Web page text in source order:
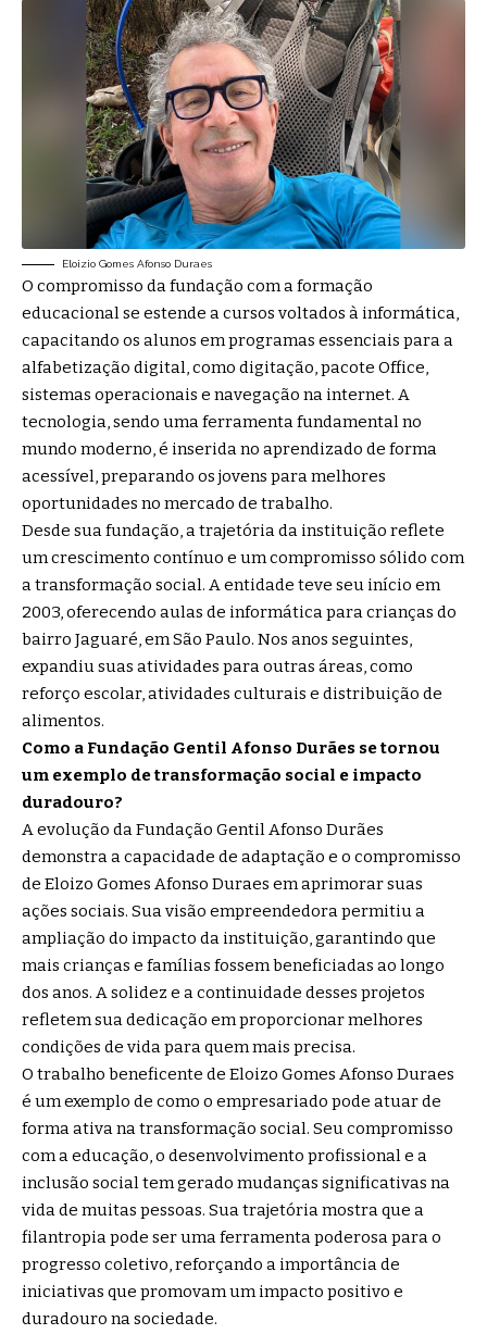
Eloizio Gomes Afonso Duraes
O compromisso da fundação com a formação
educacional se estende a cursos voltados à informática,
capacitando os alunos em programas essenciais para a
alfabetização digital, como digitação, pacote Office,
sistemas operacionais e navegação na internet. A
tecnologia, sendo uma ferramenta fundamental no
mundo moderno, é inserida no aprendizado de forma
acessível, preparando os jovens para melhores
oportunidades no mercado de trabalho.
Desde sua fundação, a trajetória da instituição reflete
um crescimento contínuo e um compromisso sólido com
a transformação social. A entidade teve seu início em
2003, oferecendo aulas de informática para crianças do
bairro Jaguaré, em São Paulo. Nos anos seguintes,
expandiu suas atividades para outras áreas, como
reforço escolar, atividades culturais e distribuição de
alimentos.
Como a Fundação Gentil Afonso Durães se tornou
um exemplo de transformação social e impacto
duradouro?
A evolução da Fundação Gentil Afonso Durães
demonstra a capacidade de adaptação e o compromisso
de Eloizo Gomes Afonso Duraes em aprimorar suas
ações sociais. Sua visão empreendedora permitiu a
ampliação do impacto da instituição, garantindo que
mais crianças e famílias fossem beneficiadas ao longo
dos anos. A solidez e a continuidade desses projetos
refletem sua dedicação em proporcionar melhores
condições de vida para quem mais precisa.
O trabalho beneficente de Eloizo Gomes Afonso Duraes
é um exemplo de como o empresariado pode atuar de
forma ativa na transformação social. Seu compromisso
com a educação, o desenvolvimento profissional e a
inclusão social tem gerado mudanças significativas na
vida de muitas pessoas. Sua trajetória mostra que a
filantropia pode ser uma ferramenta poderosa para o
progresso coletivo, reforçando a importância de
iniciativas que promovam um impacto positivo e
duradouro na sociedade.